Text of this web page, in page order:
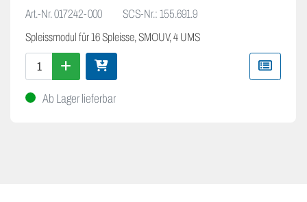
Art.-Nr.017242-000
SCS-Nr.: 155.691.9
Spleissmodul für 16 Spleisse, SMOUV, 4 UMS
Ab Lager lieferbar